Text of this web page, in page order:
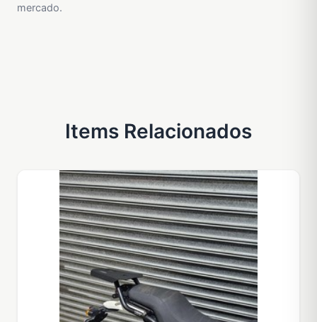
mercado.
Items Relacionados